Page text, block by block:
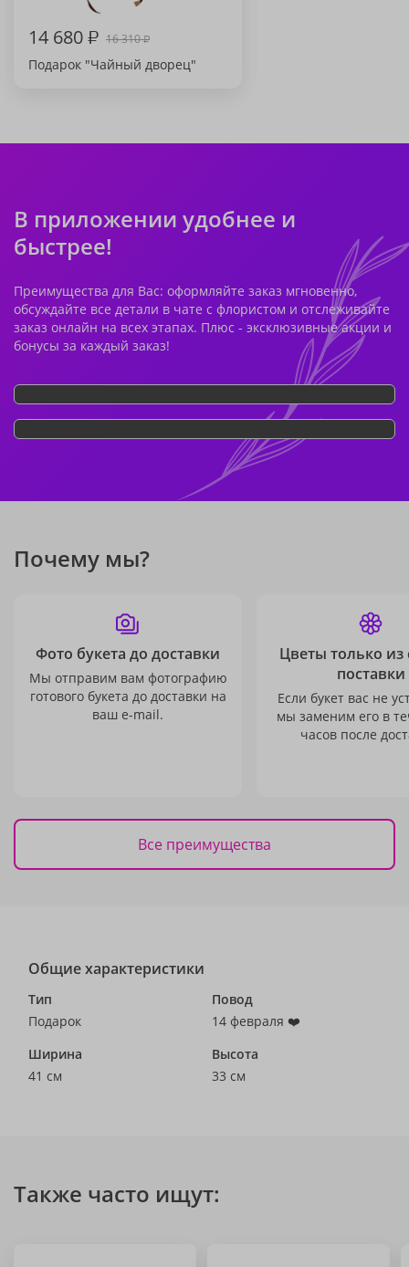
14 680₽ 16 310₽
Подарок "Чайный дворец"
В приложении удобнее и
быстрее!
Преимущества для Вас: оформляйте заказ мгновенно,
обсуждайте все детали в чате с флористом и отслеживайте
заказ онлайн на всех этапах. Плюс - эксклюзивные акции и
бонусы за каждый заказ!
Почему мы?
Фото букета до доставки
Мы отправим вам фотографию
готового букета до доставки на
ваш e-mail.
Цветы только из
поставки
Если букет вас не
мы заменим его в
часов после
Все преимущества
Общие характеристики
Тип
Подарок
Повод
14 февраля ❤️
Ширина
41 см
Высота
33 см
Также часто ищут: